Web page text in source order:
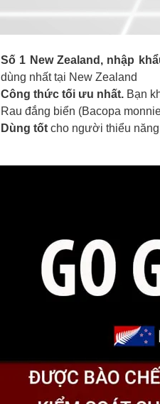
Số 1 New Zealand, nhập
dùng nhất tại New Zealand
Công thức tối ưu nhất. Bạn
Rau đắng biển (Bacopa
Dùng tốt cho người thiểu